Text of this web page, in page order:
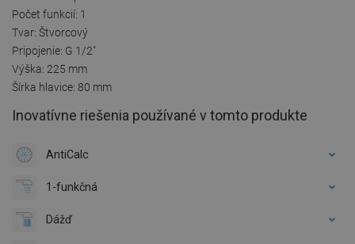
Počet funkcií: 1
Tvar: Štvorcový
Pripojenie: G 1/2"
Výška: 225 mm
Šírka hlavice: 80 mm
Inovatívne riešenia používané v tomto produkte
AntiCalc
1-funkčná
Dážď